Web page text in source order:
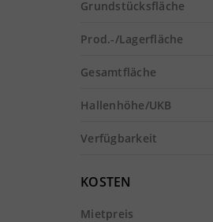
Grundstücksfläche
Prod.-/Lagerfläche
Gesamtfläche
Hallenhöhe/UKB
Verfügbarkeit
KOSTEN
Mietpreis